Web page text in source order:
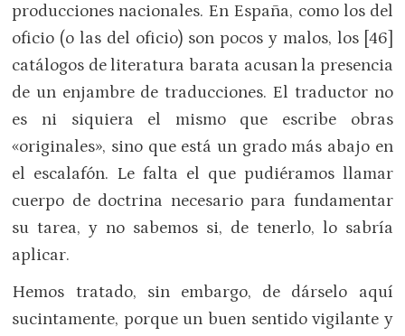
producciones nacionales. En España, como los del
oficio (o las del oficio) son pocos y malos, los [46]
catálogos de literatura barata acusan la presencia
de un enjambre de traducciones. El traductor no
es ni siquiera el mismo que escribe obras
«originales», sino que está un grado más abajo en
el escalafón. Le falta el que pudiéramos llamar
cuerpo de doctrina necesario para fundamentar
su tarea, y no sabemos si, de tenerlo, lo sabría
aplicar.
Hemos tratado, sin embargo, de dárselo aquí
sucintamente, porque un buen sentido vigilante y